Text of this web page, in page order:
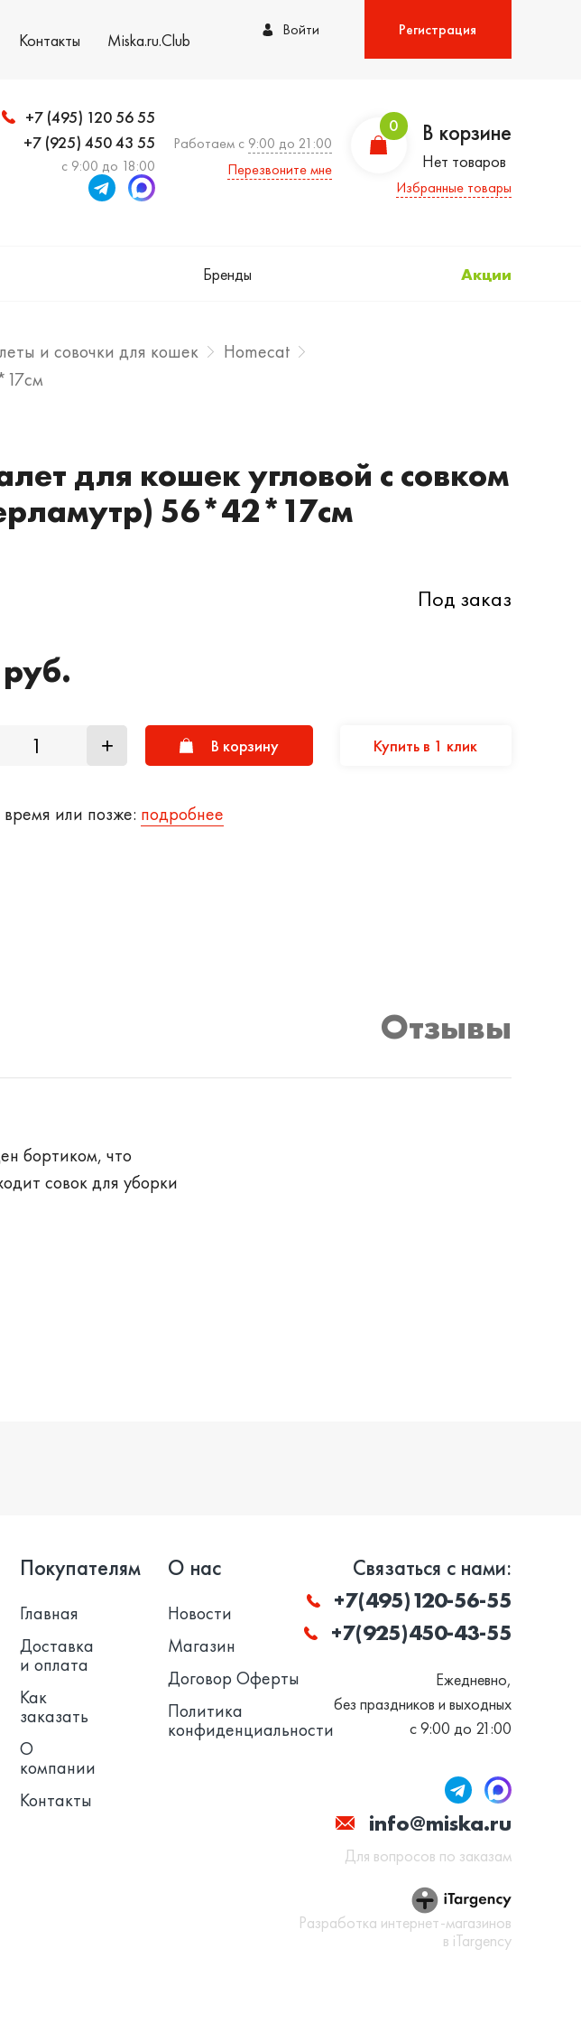
Контакты Miska.ru.Club Войти Регистрация
+7 (495) 120 56 55
+7 (925) 450 43 55
с 9:00 до 18:00
Работаем с 9:00 до 21:00
Перезвоните мне
0 В корзине
Нет товаров
Избранные товары
Бренды Акции
и совочки для кошек
Homecat
для кошек угловой с совком
56*42*17см
Под заказ
+ В корзину Купить в 1 клик
или позже: подробнее
Отзывы
бортиком, что
совок для уборки
Покупателям
Главная
Доставка
и оплата
Как
заказать
О
компании
Контакты
О нас
Новости
Магазин
Договор Оферты
Политика
конфиденциальности
Связаться с нами:
+7(495)120-56-55
+7(925)450-43-55
Ежедневно,
без праздников и выходных
с 9:00 до 21:00
info@miska.ru
Для вопросов по заказам
Разработка интернет-магазинов
в iTargency